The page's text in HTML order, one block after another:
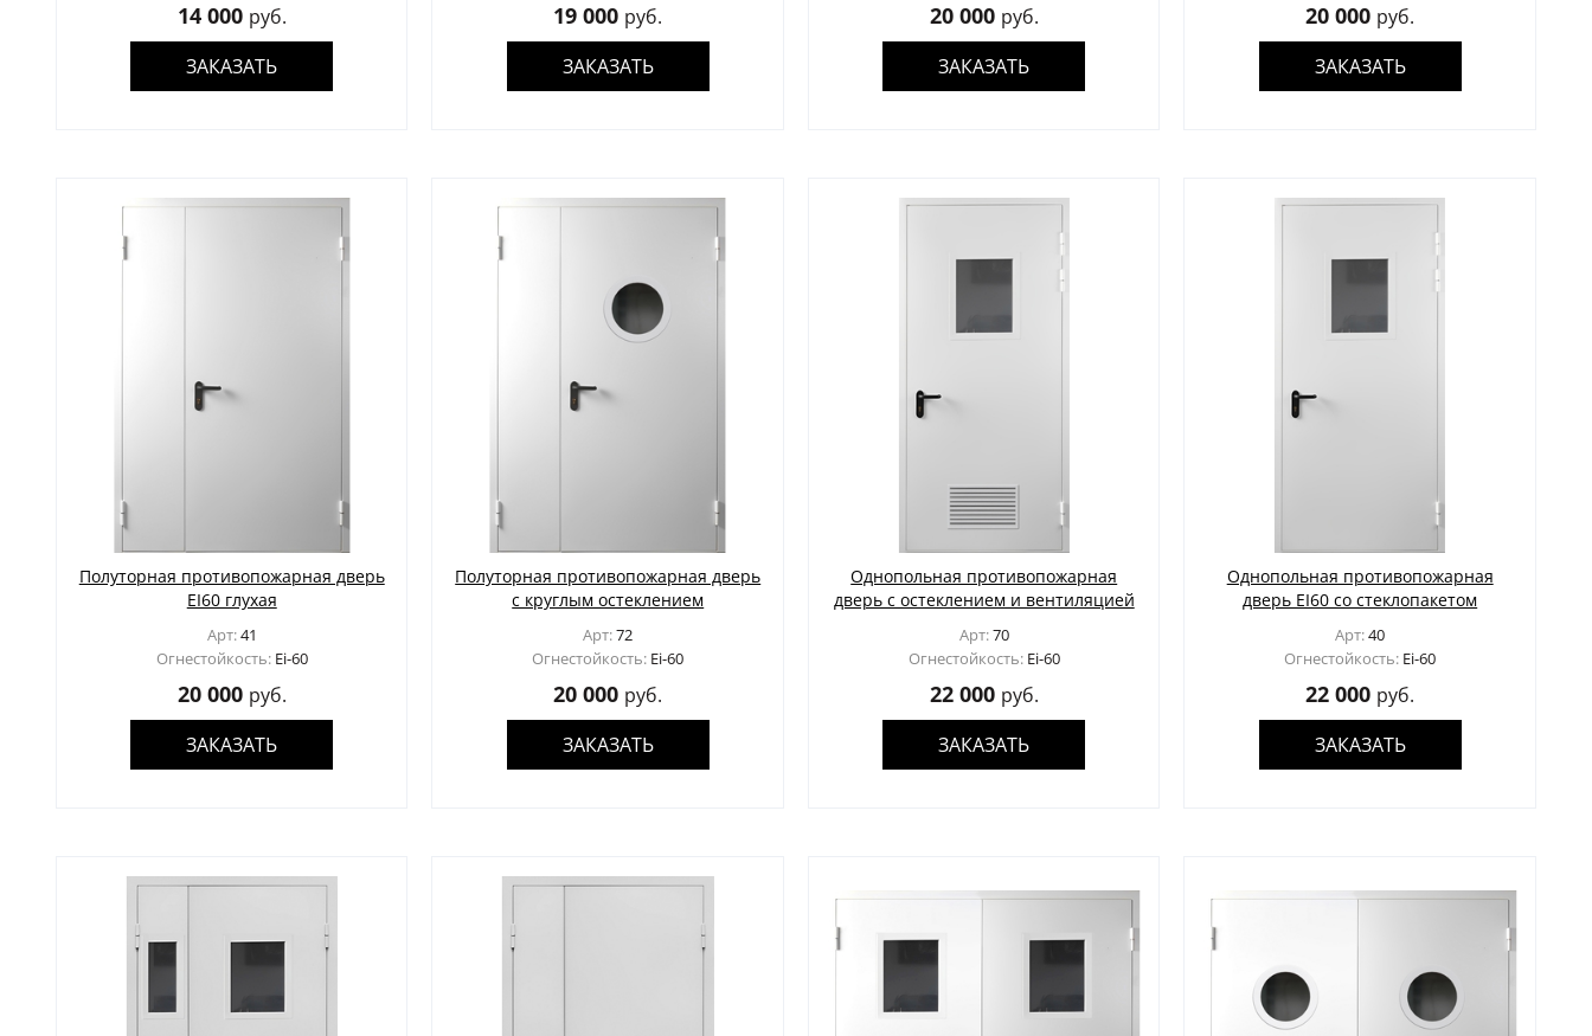
Для гаража
14 000 руб.
ЗАКАЗАТЬ
19 000 руб.
ЗАКАЗАТЬ
20 000 руб.
ЗАКАЗАТЬ
20 000 руб.
ЗАКАЗАТЬ
Полуторная противопожарная дверь
EI60 глухая
Арт:41
Огнестойкость:Ei-60
20 000 руб.
ЗАКАЗАТЬ
Полуторная противопожарная дверь
с круглым остеклением
Арт:72
Огнестойкость: Ei-60
20 000 руб.
ЗАКАЗАТЬ
Однопольная противопожарная
дверь с остеклением и вентиляцией
Арт:70
Огнестойкость:Ei-60
22 000 руб.
ЗАКАЗАТЬ
Однопольная противопожарная
дверь EI60 со стеклопакетом
Арт:40
Огнестойкость: Ei-60
22 000 руб.
ЗАКАЗАТЬ